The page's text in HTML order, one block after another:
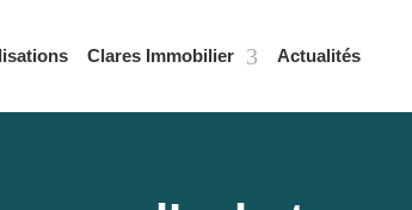
Clares Immobilier Actualités